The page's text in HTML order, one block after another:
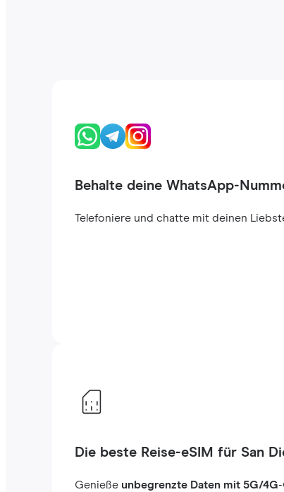
Behalte deine WhatsApp-
Telefoniere und chatte mit deinen
Die beste Reise-eSIM für San
Genieße unbegrenzte Daten mit 5G/4G